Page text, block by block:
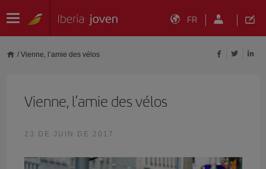
FR
/ Vienne, l’amie des vélos
Vienne, l’amie des vélos
23 DE JUIN DE 2017